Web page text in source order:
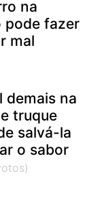
na
pode fazer
mal
demais na
truque
salvá-la
o sabor